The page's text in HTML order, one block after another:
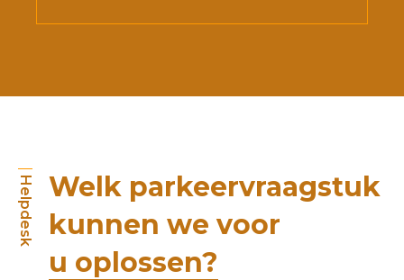
Helpdesk Welk parkeervraagstuk
kunnen we voor
u oplossen?